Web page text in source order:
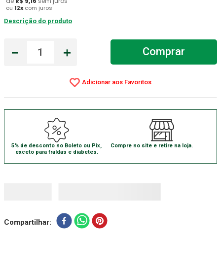
ou 12x com juros
Descrição do produto
＋
－ Comprar
5% de desconto no Boleto ou Pix,
exceto para fraldas e diabetes.
Compre no site e retire na loja.
Compartilhar
Cadeira Banho